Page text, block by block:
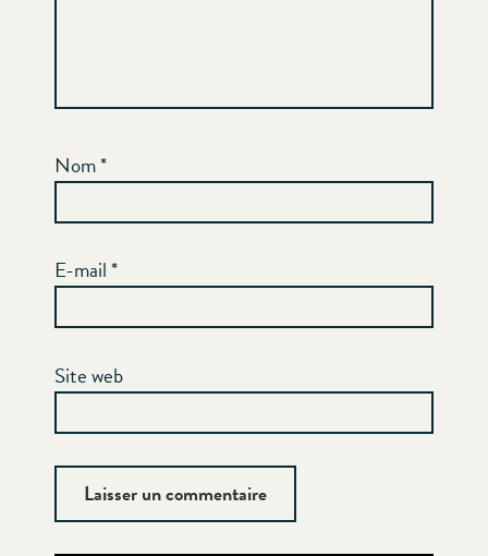
Nom*
E-mail*
Site web